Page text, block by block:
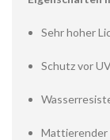
Sehr hoher
Schutz vor
Mattierender